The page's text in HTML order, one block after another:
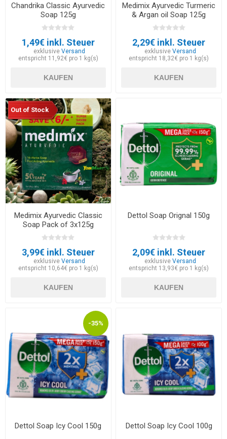
Chandrika Classic Ayurvedic
Soap 125g
1,49€ inkl. Steuer
exklusiveVersand
entspricht 11,92€ pro 1 kg(s)
KAUFEN
Medimix Ayurvedic Turmeric
& Argan oil Soap 125g
2,29€ inkl. Steuer
exklusive Versand
entspricht 18,32€ pro 1 kg(s)
KAUFEN
Out of Stock
Medimix Ayurvedic Classic
Soap Pack of 3x125g
3,99€ inkl. Steuer
exklusiveVersand
entspricht 10,64€ pro 1 kg(s)
KAUFEN
Dettol Soap Orignal 150g
2,09€ inkl. Steuer
exklusive Versand
entspricht 13,93€ pro 1 kg(s)
KAUFEN
-35%
Dettol Soap Icy Cool 150g Dettol Soap Icy Cool 100g